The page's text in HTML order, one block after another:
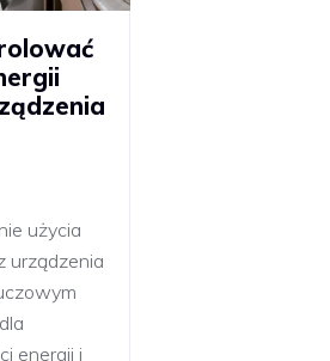
użycia
urządzenia
energii i